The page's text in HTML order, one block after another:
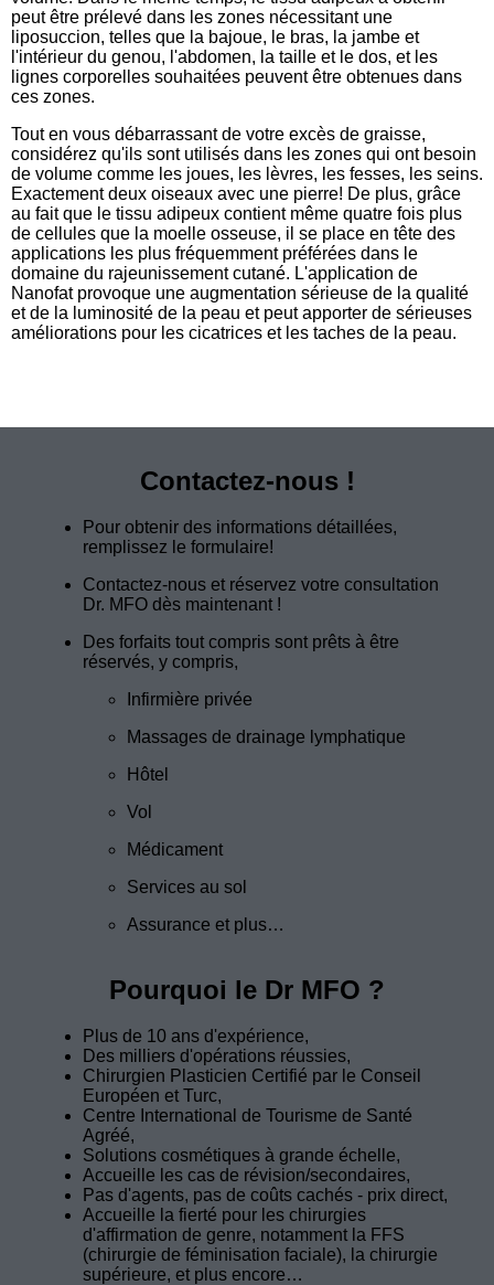
peut être prélevé dans les zones nécessitant une
liposuccion, telles que la bajoue, le bras, la jambe et
l'intérieur du genou, l'abdomen, la taille et le dos, et les
lignes corporelles souhaitées peuvent être obtenues dans
ces zones.
Tout en vous débarrassant de votre excès de graisse,
considérez qu'ils sont utilisés dans les zones qui ont besoin
de volume comme les joues, les lèvres, les fesses, les seins.
Exactement deux oiseaux avec une pierre! De plus, grâce
au fait que le tissu adipeux contient même quatre fois plus
de cellules que la moelle osseuse, il se place en tête des
applications les plus fréquemment préférées dans le
domaine du rajeunissement cutané. L'application de
Nanofat provoque une augmentation sérieuse de la qualité
et de la luminosité de la peau et peut apporter de sérieuses
améliorations pour les cicatrices et les taches de la peau.
Contactez-nous !
Pour obtenir des informations détaillées,
remplissez le formulaire!
Contactez-nous et réservez votre consultation
Dr. MFO dès maintenant !
Des forfaits tout compris sont prêts à être
réservés, y compris,
Infirmière privée
Massages de drainage lymphatique
Hôtel
Vol
Médicament
Services au sol
Assurance et plus…
Pourquoi le Dr MFO ?
Plus de 10 ans d'expérience,
Des milliers d'opérations réussies,
Chirurgien Plasticien Certifié par le Conseil
Européen et Turc,
Centre International de Tourisme de Santé
Agréé,
Solutions cosmétiques à grande échelle,
Accueille les cas de révision/secondaires,
Pas d'agents, pas de coûts cachés - prix direct,
Accueille la fierté pour les chirurgies
d'affirmation de genre, notamment la FFS
(chirurgie de féminisation faciale), la chirurgie
supérieure, et plus encore…